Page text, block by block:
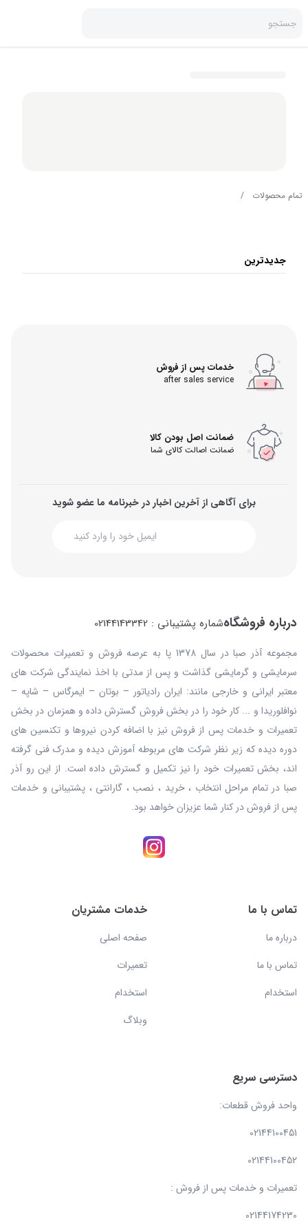
جستجو
تمام محصولات /
جدیدترین
خدمات پس از فروش
after sales service
ضمانت اصل بودن کالا
ضمانت اصالت کالای شما
برای آگاهی از آخرین اخبار در خبرنامه ما عضو شوید
درباره فروشگاهشماره پشتیبانی : 02144143342
مجموعه آذر صبا در سال 1378 پا به عرصه فروش و تعمیرات محصولات
سرمایشی و گرمایشی گذاشت و پس از مدتی با اخذ نمایندگی شرکت های
معتبر ایرانی و خارجی مانند: ایران رادیاتور – بوتان – ایمرگاس – شاپه –
نوافلوریدا و ... کار خود را در بخش فروش گسترش داده و همزمان در بخش
تعمیرات و خدمات پس از فروش نیز با اضافه کردن نیروها و تکنسین های
دوره دیده که زیر نظر شرکت های مربوطه آموزش دیده و مدرک فنی گرفته
اند، بخش تعمیرات خود را نیز تکمیل و گسترش داده است. از این رو آذر
صبا در تمام مراحل انتخاب ، خرید ، نصب ، گارانتی ، پشتیبانی و خدمات
پس از فروش در کنار شما عزیزان خواهد بود.
تماس با ما
درباره ما
تماس با ما
استخدام
خدمات مشتریان
صفحه اصلی
تعمیرات
استخدام
وبلاگ
دسترسی سریع
واحد فروش قطعات:
02144100451
02144100452
تعمیرات و خدمات پس از فروش :
02144174230